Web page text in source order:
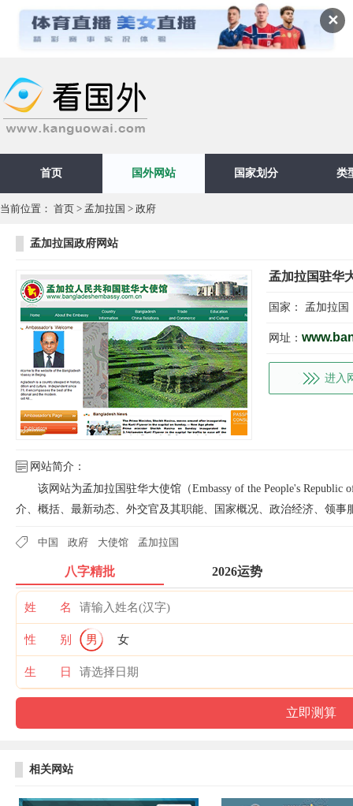
✕
首页 国外网站 国家划分 类
当前位置： 首页 > 孟加拉国 > 政府
孟加拉国政府网站
孟加拉国驻华
国家： 孟加拉国
网址：
进入
网站简介：
该网站为孟加拉国驻华大使馆（Embassy of the People's Republic
介、概括、最新动态、外交官及其职能、国家概况、政治经济、领事
中国 政府 大使馆 孟加拉国
八字精批 2026运势
姓 名
性 别 男 女
生 日
相关网站